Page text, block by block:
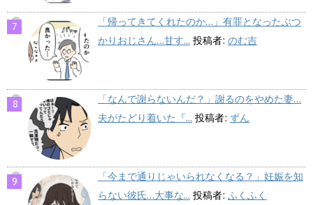
「帰ってきてくれたのか…」有罪となったぶつ
かりおじさん…甘す... 投稿者: のむ吉
「なんで謝らないんだ？」謝るのをやめた妻…
夫がたどり着いた『... 投稿者: ずん
「今まで通りじゃいられなくなる？」妊娠を知
らない彼氏…大事な... 投稿者: ふくふく